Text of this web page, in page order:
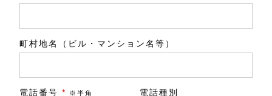
町村地名（ビル・マンション名等）
電話番号 * ※半角 電話種別